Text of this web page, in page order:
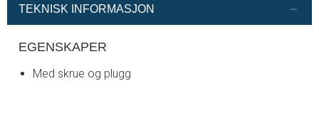
TEKNISK INFORMASJON
EGENSKAPER
Med skrue og plugg